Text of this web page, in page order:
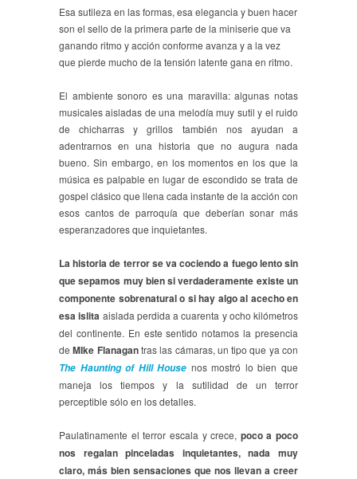
Esa sutileza en las formas, esa elegancia y buen hacer
son el sello de la primera parte de la miniserie que va
ganando ritmo y acción conforme avanza y a la vez
que pierde mucho de la tensión latente gana en ritmo.
El ambiente sonoro es una maravilla: algunas notas
musicales aisladas de una melodía muy sutil y el ruido
de chicharras y grillos también nos ayudan a
adentrarnos en una historia que no augura nada
bueno. Sin embargo, en los momentos en los que la
música es palpable en lugar de escondido se trata de
gospel clásico que llena cada instante de la acción con
esos cantos de parroquía que deberían sonar más
esperanzadores que inquietantes.
La historia de terror se va cociendo a fuego lento sin
que sepamos muy bien si verdaderamente existe un
componente sobrenatural o si hay algo al acecho en
esa islita aislada perdida a cuarenta y ocho kilómetros
del continente. En este sentido notamos la presencia
de MIke Flanagantras las cámaras, un tipo que ya con
The Haunting of Hill House nos mostró lo bien que
maneja los tiempos y la sutilidad de un terror
perceptible sólo en los detalles.
Paulatinamente el terror escala y crece, poco a poco
nos regalan pinceladas inquietantes, nada muy
claro, más bien sensaciones que nos llevan a creer